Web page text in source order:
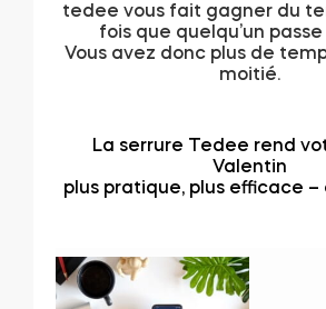
Cylindres
Accès à la maison
tedee vous fait gagner du
fois que quelqu’un
Vous avez donc plus de
moitié.
La serrure Tedee rend
Valentin
plus pratique, plus efficace –